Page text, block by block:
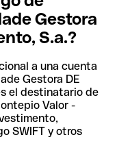
Gestora
S.a.?
a una cuenta
Gestora DE
el destinatario de
Valor -
SWIFT y otros